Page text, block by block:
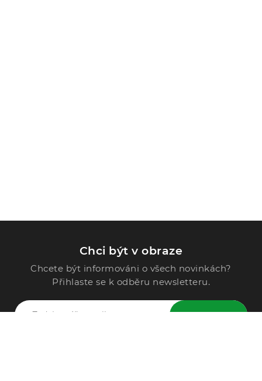
Chci být v obraze
Chcete být informováni o všech novinkách?
Přihlaste se k odběru newsletteru.
ODESLAT